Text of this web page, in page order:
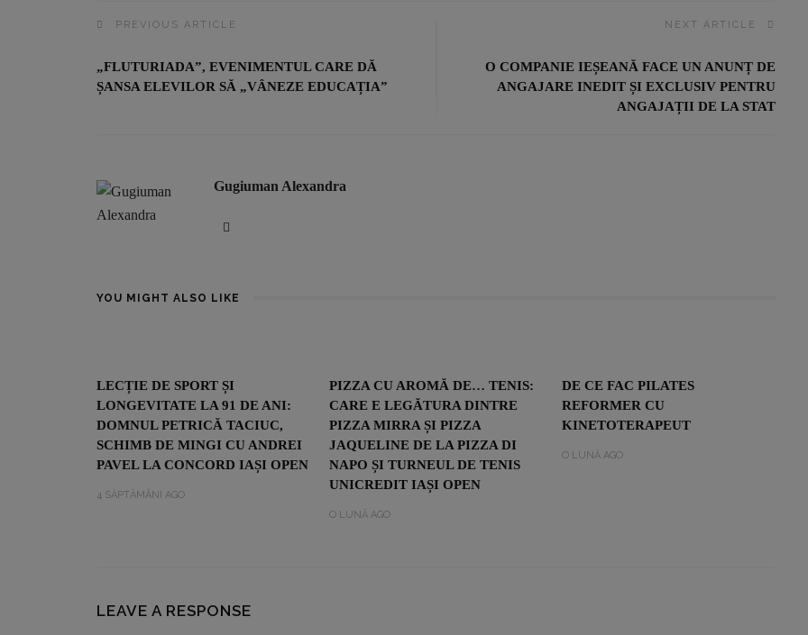
PREVIOUS ARTICLE
„FLUTURIADA”, EVENIMENTUL CARE DĂ
ȘANSA ELEVILOR SĂ „VÂNEZE EDUCAȚIA”
NEXT ARTICLE
O COMPANIE IEȘEANĂ FACE UN ANUNȚ DE
ANGAJARE INEDIT ȘI EXCLUSIV PENTRU
ANGAJAȚII DE LA STAT
Gugiuman Alexandra
YOU MIGHT ALSO LIKE
LECȚIE DE SPORT ȘI
LONGEVITATE LA 91 DE ANI:
DOMNUL PETRICĂ TACIUC,
SCHIMB DE MINGI CU ANDREI
PAVEL LA CONCORD IAȘI OPEN
4 SĂPTĂMÂNI AGO
PIZZA CU AROMĂ DE… TENIS:
CARE E LEGĂTURA DINTRE
PIZZA MIRRA ȘI PIZZA
JAQUELINE DE LA PIZZA DI
NAPO ȘI TURNEUL DE TENIS
UNICREDIT IAȘI OPEN
O LUNĂ AGO
DE CE FAC PILATES
REFORMER CU
KINETOTERAPEUT
O LUNĂ AGO
LEAVE A RESPONSE